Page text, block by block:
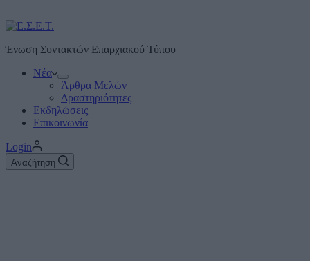
Ένωση Συντακτών Επαρχιακού Τύπου
Νέα
Άρθρα Μελών
Δραστηριότητες
Εκδηλώσεις
Επικοινωνία
Login
Αναζήτηση